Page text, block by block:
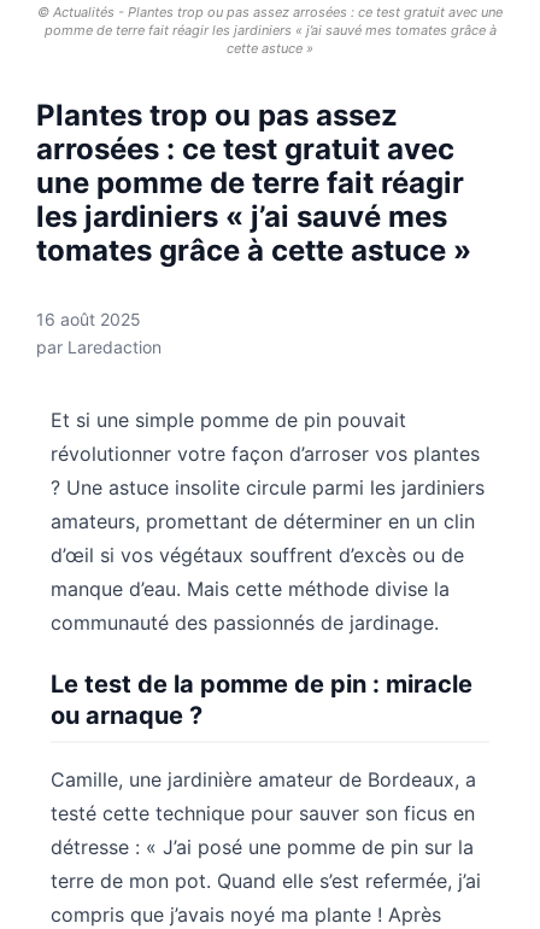
© Actualités - Plantes trop ou pas assez arrosées : ce test gratuit avec une
pomme de terre fait réagir les jardiniers « j’ai sauvé mes tomates grâce à
cette astuce »
Plantes trop ou pas assez
arrosées : ce test gratuit avec
une pomme de terre fait réagir
les jardiniers « j’ai sauvé mes
tomates grâce à cette astuce »
16 août 2025
par Laredaction
Et si une simple pomme de pin pouvait
révolutionner votre façon d’arroser vos plantes
? Une astuce insolite circule parmi les jardiniers
amateurs, promettant de déterminer en un clin
d’œil si vos végétaux souffrent d’excès ou de
manque d’eau. Mais cette méthode divise la
communauté des passionnés de jardinage.
Le test de la pomme de pin : miracle
ou arnaque ?
Camille, une jardinière amateur de Bordeaux, a
testé cette technique pour sauver son ficus en
détresse : « J’ai posé une pomme de pin sur la
terre de mon pot. Quand elle s’est refermée, j’ai
compris que j’avais noyé ma plante ! Après